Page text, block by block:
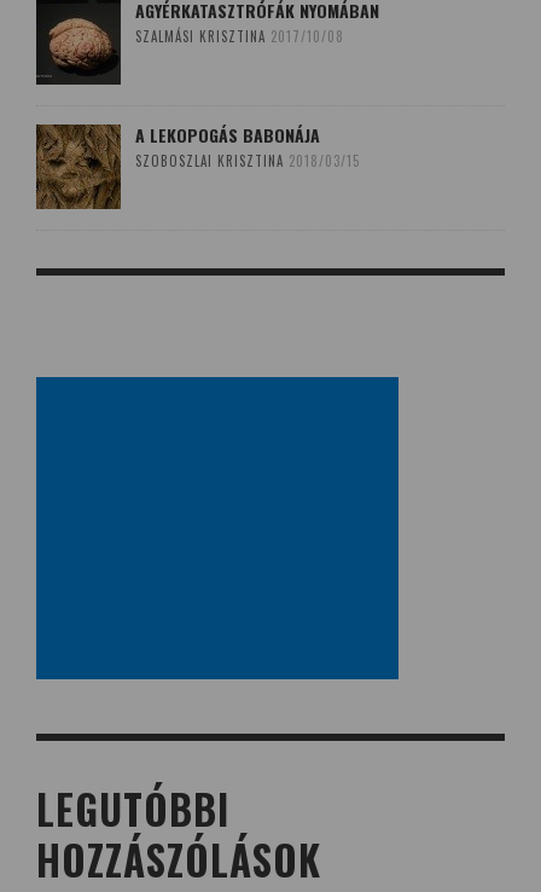
AGYÉRKATASZTRÓFÁK NYOMÁBAN
SZALMÁSI KRISZTINA 2017/10/08
A LEKOPOGÁS BABONÁJA
SZOBOSZLAI KRISZTINA 2018/03/15
LEGUTÓBBI
HOZZÁSZÓLÁSOK